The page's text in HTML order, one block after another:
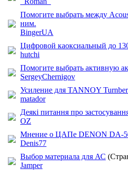
Помогите выбрать между
ним.
BingerUA
Цифровой каоксиальный до
hutchi
Помогите выбрать активную
SergeyChernigov
Усиление для TANNOY
matador
Деякі питання про
OZ
Мнение о ЦАПе DENON DA-
Denis77
Выбор материала для АС
Jamper